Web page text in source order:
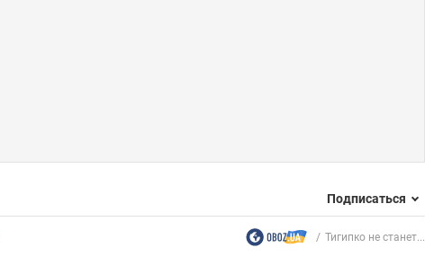
Подписаться
Тигипко не станет...